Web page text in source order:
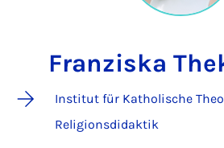
Franziska
Institut für Katholische
Religionsdidaktik